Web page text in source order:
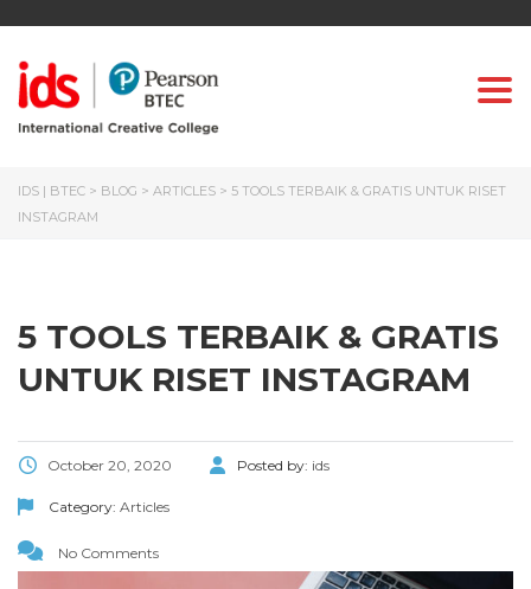
IDS | BTEC > BLOG > ARTICLES > 5 TOOLS TERBAIK & GRATIS UNTUK RISET
INSTAGRAM
5 TOOLS TERBAIK & GRATIS
UNTUK RISET INSTAGRAM
October 20, 2020 Posted by: ids
Category: Articles
No Comments